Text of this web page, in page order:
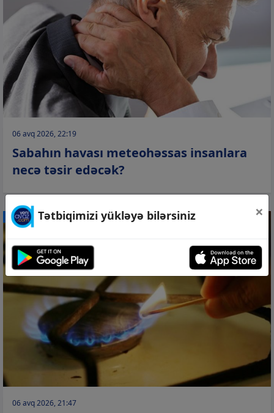
06 avq 2026, 22:19
Sabahın havası meteohəssas insanlara
necə təsir edəcək?
CƏMİYYƏT
06 avq 2026, 21:47
Tətbiqimizi yükləyə bilərsiniz ×